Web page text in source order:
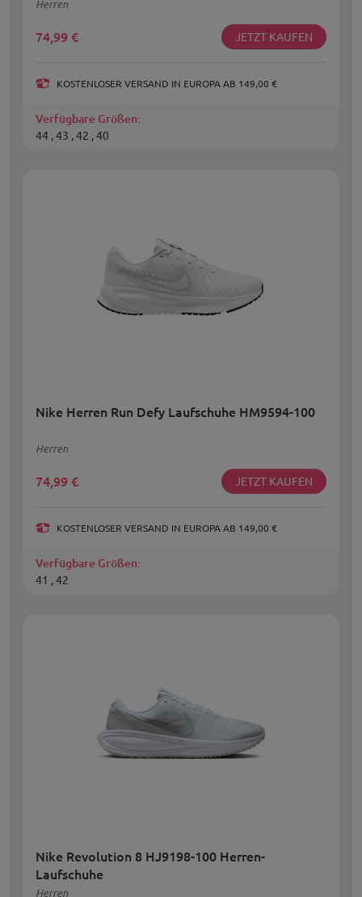
Herren
74,99 € JETZT KAUFEN
KOSTENLOSER VERSAND IN EUROPA AB 149,00 €
Verfügbare Größen:
44 , 43 , 42 , 40
Nike Herren Run Defy Laufschuhe HM9594-100
Herren
74,99 € JETZT KAUFEN
KOSTENLOSER VERSAND IN EUROPA AB 149,00 €
Verfügbare Größen:
41 , 42
Nike Revolution 8 HJ9198-100 Herren-
Laufschuhe
Herren